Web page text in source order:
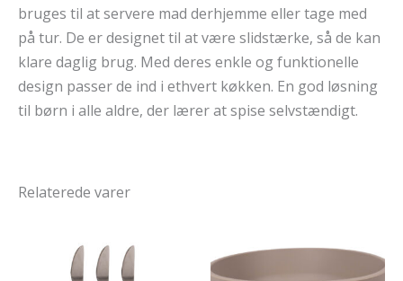
bruges til at servere mad derhjemme eller tage med
på tur. De er designet til at være slidstærke, så de kan
klare daglig brug. Med deres enkle og funktionelle
design passer de ind i ethvert køkken. En god løsning
til børn i alle aldre, der lærer at spise selvstændigt.
Relaterede varer